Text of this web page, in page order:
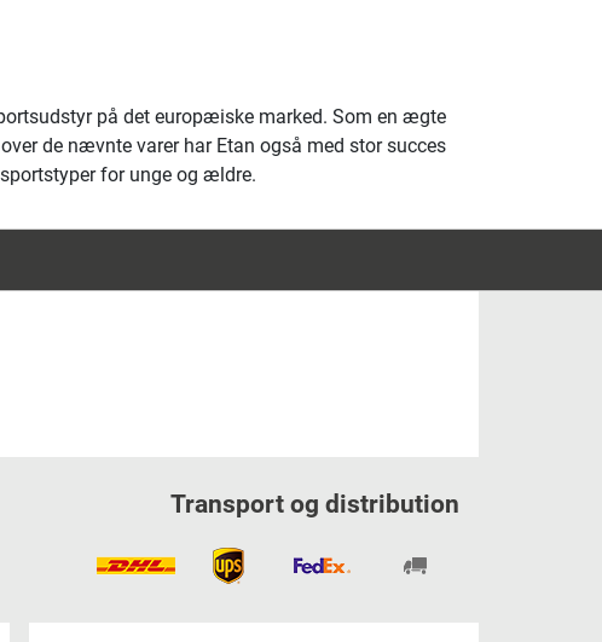
på det europæiske marked. Som en ægte
de nævnte varer har Etan også med stor succes
for unge og ældre.
Transport og distribution